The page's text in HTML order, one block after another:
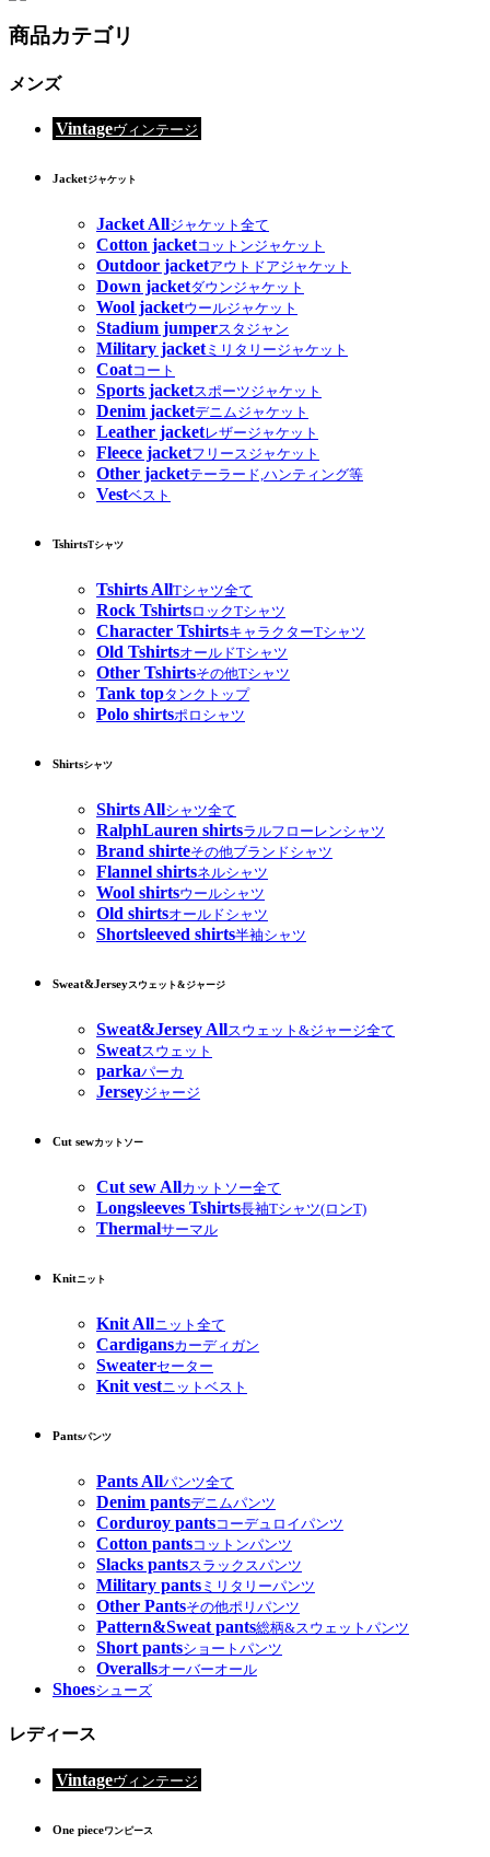
商品カテゴリ
メンズ
Vintageヴィンテージ
Jacketジャケット
Jacket Allジャケット全て
Cotton jacketコットンジャケット
Outdoor jacketアウトドアジャケット
Down jacketダウンジャケット
Wool jacketウールジャケット
Stadium jumperスタジャン
Military jacketミリタリージャケット
Coatコート
Sports jacketスポーツジャケット
Denim jacketデニムジャケット
Leather jacketレザージャケット
Fleece jacketフリースジャケット
Other jacketテーラード,ハンティング等
Vestベスト
TshirtsTシャツ
Tshirts AllTシャツ全て
Rock TshirtsロックTシャツ
Character TshirtsキャラクターTシャツ
Old TshirtsオールドTシャツ
Other Tshirtsその他Tシャツ
Tank topタンクトップ
Polo shirtsポロシャツ
Shirtsシャツ
Shirts Allシャツ全て
RalphLauren shirtsラルフローレンシャツ
Brand shirteその他ブランドシャツ
Flannel shirtsネルシャツ
Wool shirtsウールシャツ
Old shirtsオールドシャツ
Shortsleeved shirts半袖シャツ
Sweat&Jerseyスウェット&ジャージ
Sweat&Jersey Allスウェット&ジャージ全て
Sweatスウェット
parkaパーカ
Jerseyジャージ
Cut sewカットソー
Cut sew Allカットソー全て
Longsleeves Tshirts長袖Tシャツ(ロンT)
Thermalサーマル
Knitニット
Knit Allニット全て
Cardigansカーディガン
Sweaterセーター
Knit vestニットベスト
Pantsパンツ
Pants Allパンツ全て
Denim pantsデニムパンツ
Corduroy pantsコーデュロイパンツ
Cotton pantsコットンパンツ
Slacks pantsスラックスパンツ
Military pants ミリタリーパンツ
Other Pantsその他ポリパンツ
Pattern&Sweat pants総柄&スウェットパンツ
Short pantsショートパンツ
Overallsオーバーオール
Shoesシューズ
レディース
Vintageヴィンテージ
One pieceワンピース